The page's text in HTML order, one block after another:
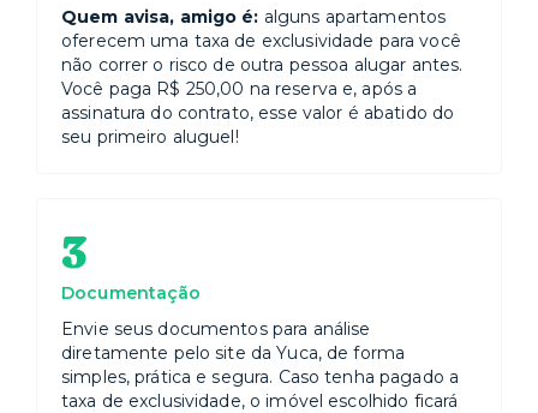
Quem avisa, amigo é: alguns apartamentos
oferecem uma taxa de exclusividade para você
não correr o risco de outra pessoa alugar antes.
Você paga R$ 250,00 na reserva e, após a
assinatura do contrato, esse valor é abatido do
seu primeiro aluguel!
3
Documentação
Envie seus documentos para análise
diretamente pelo site da Yuca, de forma
simples, prática e segura. Caso tenha pagado a
taxa de exclusividade, o imóvel escolhido ficará